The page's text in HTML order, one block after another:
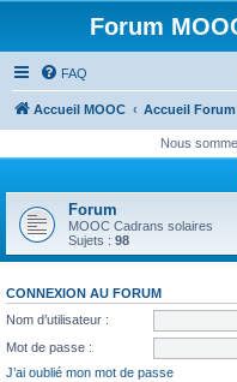
Forum
FAQ
Accueil MOOC Accueil Forum
Nous
Forum
MOOC Cadrans solaires
Sujets : 98
CONNEXION AU FORUM
Nom d’utilisateur :
Mot de passe :
J’ai oublié mon mot de passe